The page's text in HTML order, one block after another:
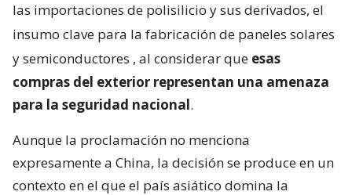
las importaciones de polisilicio y sus derivados, el
insumo clave para la fabricación de paneles solares
y semiconductores , al considerar que esas
compras del exterior representan una amenaza
para la seguridad nacional.
Aunque la proclamación no menciona
expresamente a China, la decisión se produce en un
contexto en el que el país asiático domina la